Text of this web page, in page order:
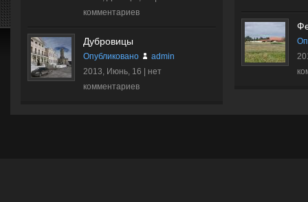
комментариев
Дубровицы
Опубликовано
admin
2013, Июнь, 16 | нет
комментариев